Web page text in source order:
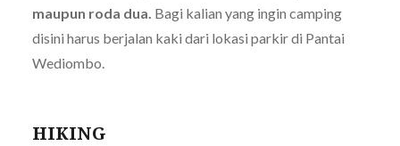
maupun roda dua. Bagi kalian yang ingin camping
disini harus berjalan kaki dari lokasi parkir di Pantai
Wediombo.
HIKING